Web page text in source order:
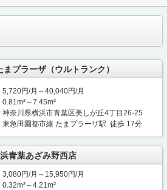
プラーザ（ウルトランク）
5,720円/月～40,040円/月
0.81m²～7.45m²
神奈川県横浜市青葉区美しが丘4丁目26-25
東急田園都市線 たまプラーザ駅 徒歩 17分
青葉あざみ野西店
3,080円/月～15,950円/月
0.32m²～4.21m²